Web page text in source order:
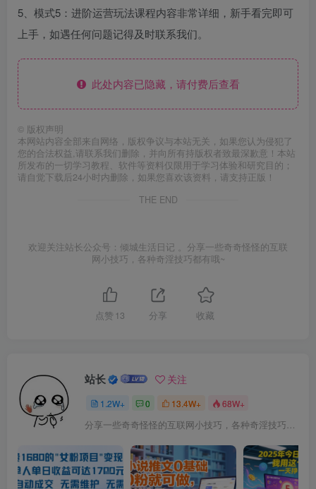
5、模式5：进阶运营玩法课程内容非常详细，新手看完即可
上手，如遇任何问题记得及时联系我们。
此处内容已隐藏，请付费后查看
© 版权声明
本网站内容全部来自网络，版权争议与本站无关，如果您认为侵犯了
您的合法权益,请联系我们删除，并向所有持版权者致最深歉意！本站
所发布的一切学习教程、软件等资料仅限用于学习体验和研究目的；
请自觉下载后24小时内删除，如果您喜欢该资料，请支持正版！
THE END
欢迎关注站长公众号：倾城生活日记 。分享一些奇奇怪怪的互联
网小技巧，各种奇淫技巧都有哦~
点赞 13 分享 收藏
站长 关注
1.2W+ 0 13.4W+ 68W+
分享一些奇奇怪怪的互联网小技巧，各种奇淫技巧都在本站。